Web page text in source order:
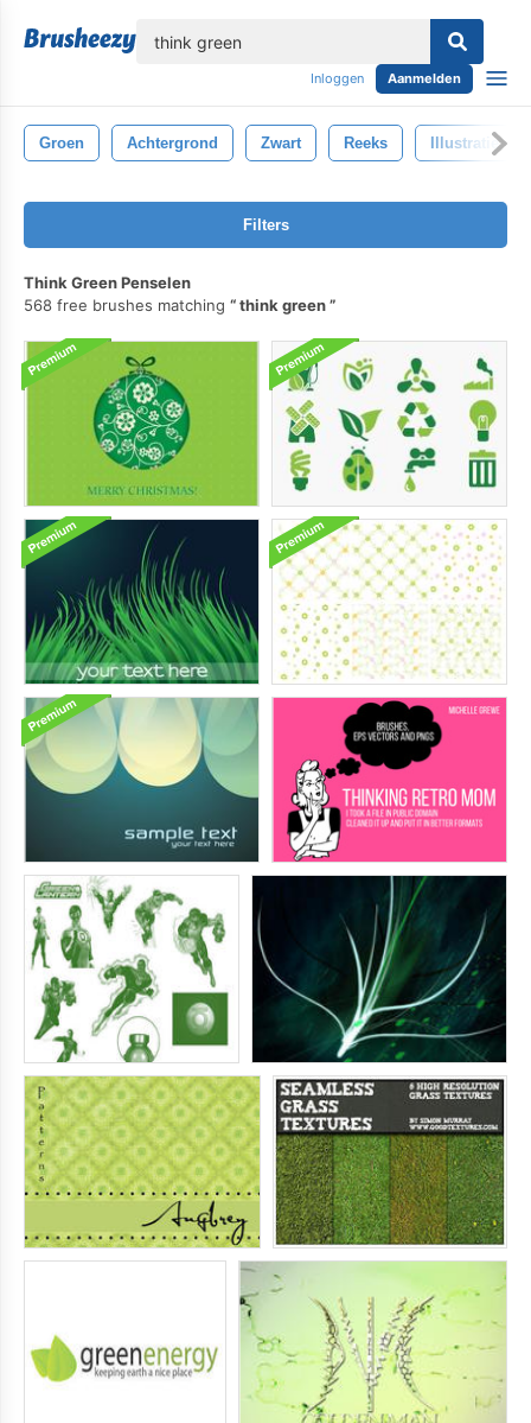
Inloggen Aanmelden
Groen Achtergrond Zwart Reeks Illustratie
Filters
Think Green Penselen
568 free brushes matching
think green